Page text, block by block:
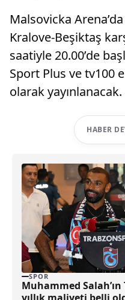
Malsovicka
Kralove-Beşiktaş
saatiyle 20.00’de
Sport Plus ve tv100
olarak yayınlanacak.
HABER
SPOR
Muhammed Salah’ın